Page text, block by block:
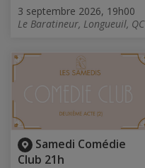
3 septembre 2026, 19h00
Le Baratineur, Longueuil, QC
Samedi Comédie
Club 21h